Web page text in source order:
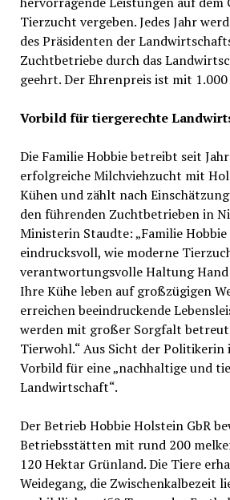
Tierzucht vergeben. Jedes Jahr
des Präsidenten der
Zuchtbetriebe durch das
geehrt. Der Ehrenpreis ist mit
Vorbild für tiergerechte
Die Familie Hobbie betreibt seit
erfolgreiche Milchviehzucht mit
Kühen und zählt nach
den führenden Zuchtbetrieben in
Ministerin Staudte: „Familie
eindrucksvoll, wie moderne
verantwortungsvolle Haltung Hand
Ihre Kühe leben auf großzügigen
erreichen beeindruckende
werden mit großer Sorgfalt betreut
Tierwohl.“ Aus Sicht der Politikerin
Vorbild für eine „nachhaltige und
Landwirtschaft“.
Der Betrieb Hobbie Holstein GbR
Betriebsstätten mit rund 200
120 Hektar Grünland. Die Tiere
Weidegang, die Zwischenkalbezeit